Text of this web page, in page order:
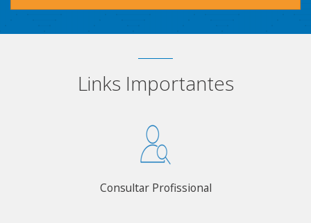
Links Importantes
Consultar Profissional